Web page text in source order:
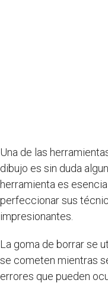
Una de las
dibujo es sin duda
herramienta es
perfeccionar sus
impresionantes.
La goma de borrar se
se cometen mientras
errores que pueden